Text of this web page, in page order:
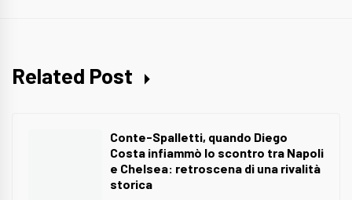
Related Post
Conte-Spalletti, quando Diego
Costa infiammò lo scontro tra Napoli
e Chelsea: retroscena di una rivalità
storica